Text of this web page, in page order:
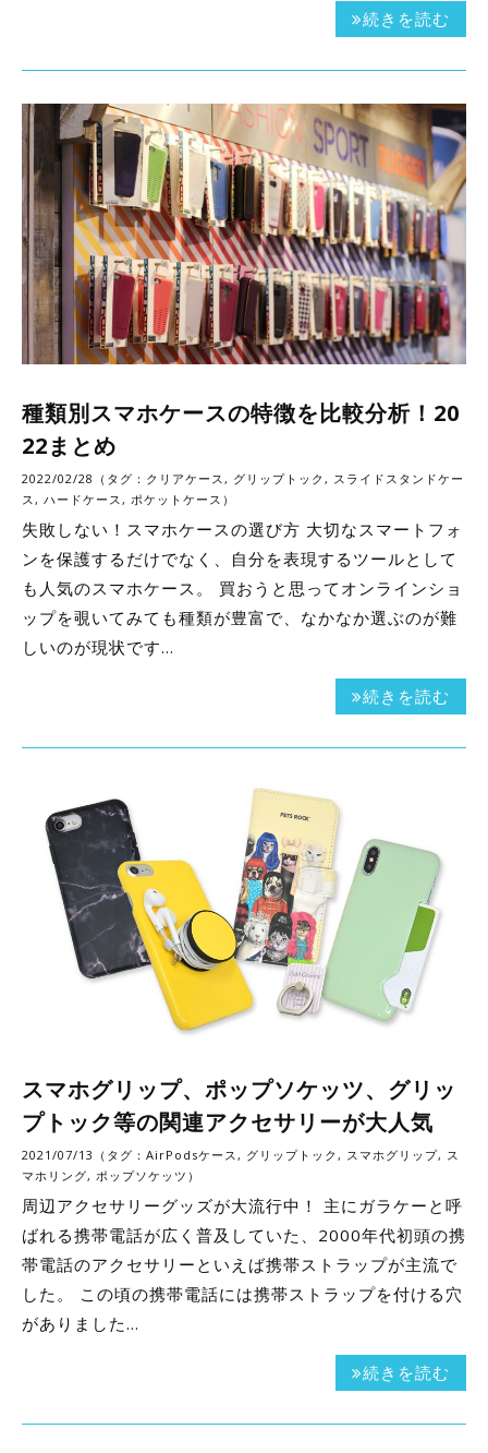
続きを読む
種類別スマホケースの特徴を比較分析！20
22まとめ
2022/02/28（タグ： クリアケース , グリップトック , スライドスタンドケー
ス , ハードケース , ポケットケース ）
失敗しない！スマホケースの選び方 大切なスマートフォ
ンを保護するだけでなく、自分を表現するツールとして
も人気のスマホケース。 買おうと思ってオンラインショ
ップを覗いてみても種類が豊富で、なかなか選ぶのが難
しいのが現状です…
続きを読む
スマホグリップ、ポップソケッツ、グリッ
プトック等の関連アクセサリーが大人気
2021/07/13（タグ： AirPodsケース, グリップトック , スマホグリップ, ス
マホリング, ポップソケッツ ）
周辺アクセサリーグッズが大流行中！ 主にガラケーと呼
ばれる携帯電話が広く普及していた、2000年代初頭の携
帯電話のアクセサリーといえば携帯ストラップが主流で
した。 この頃の携帯電話には携帯ストラップを付ける穴
がありました…
続きを読む